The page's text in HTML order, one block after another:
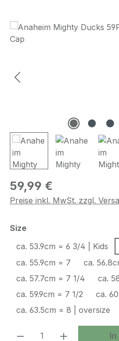
Bildergalerie überspringen
Regulärer Preis:
59,99 €
Preise inkl. MwSt. zzgl.
Sizeauswählen
ca. 53.9cm = 6 3/4 | Kids
ca. 55.9cm = 7
ca.
ca. 57.7cm = 7 1/4
ca.
ca. 59.9cm = 7 1/2
ca.
ca. 63.5cm = 8 | oversize
Produkt Anzahl: In